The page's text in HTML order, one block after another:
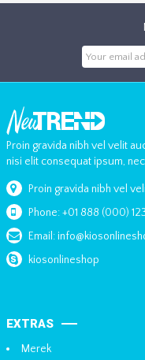
Proin gravida nibh vel velit
nisi elit consequat ipsum,
Proin gravida nibh vel
Phone: +01 888 (000)
Email:
kiosonlineshop
EXTRAS
Merek